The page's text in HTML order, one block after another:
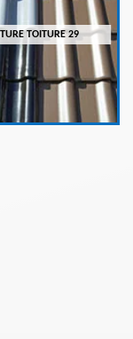
TOITURE 29